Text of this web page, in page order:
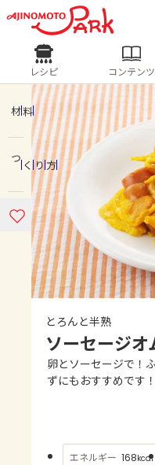
ログインす
ログイン
コンテンツ
レシピ
トーク
よくあるお問
AJINOMOTO PARK
レシピ
人気の食材・レシピ
きゅうり なす
ピーマン
みょ
レシピ コンテンツ
材料
つくり方
とろんと半熟
ソーセージオ
卵とソーセージで！
ずにもおすすめです！
エネルギー 168kcal